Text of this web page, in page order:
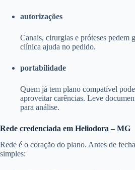
autorizações
Canais, cirurgias e próteses pedem
clínica ajuda no pedido.
portabilidade
Quem já tem plano compatível
aproveitar carências. Leve
para análise.
Rede credenciada em Heliodora – MG
Rede é o coração do plano. Antes de
simples: